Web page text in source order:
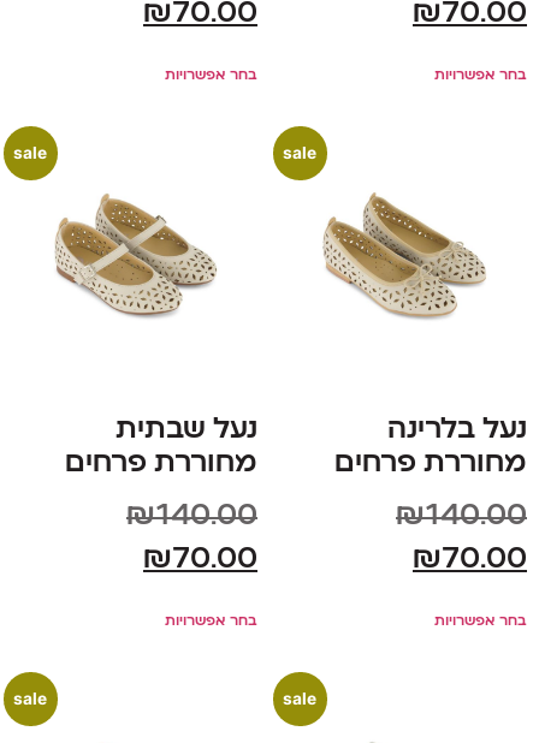
₪ 70.00
בחר אפשרויות
₪ 70.00
בחר אפשרויות
sale
נעל בלרינה
מחוררת פרחים
₪140.00
₪ 70.00
בחר אפשרויות
sale
נעל שבתית
מחוררת פרחים
₪140.00
₪ 70.00
בחר אפשרויות
sale
sale